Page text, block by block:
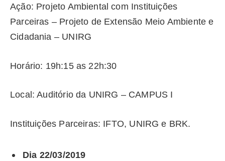
Ação: Projeto Ambiental com Instituições
Parceiras – Projeto de Extensão Meio Ambiente e
Cidadania – UNIRG
Horário: 19h:15 as 22h:30
Local: Auditório da UNIRG – CAMPUS I
Instituições Parceiras: IFTO, UNIRG e BRK.
Dia 22/03/2019